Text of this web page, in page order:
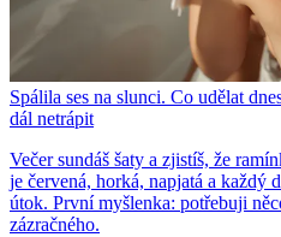
Spálila ses na slunci. Co udělat
dál netrápit
Večer sundáš šaty a zjistíš, že
je červená, horká, napjatá a každý
útok. První myšlenka: potřebuji
zázračného.